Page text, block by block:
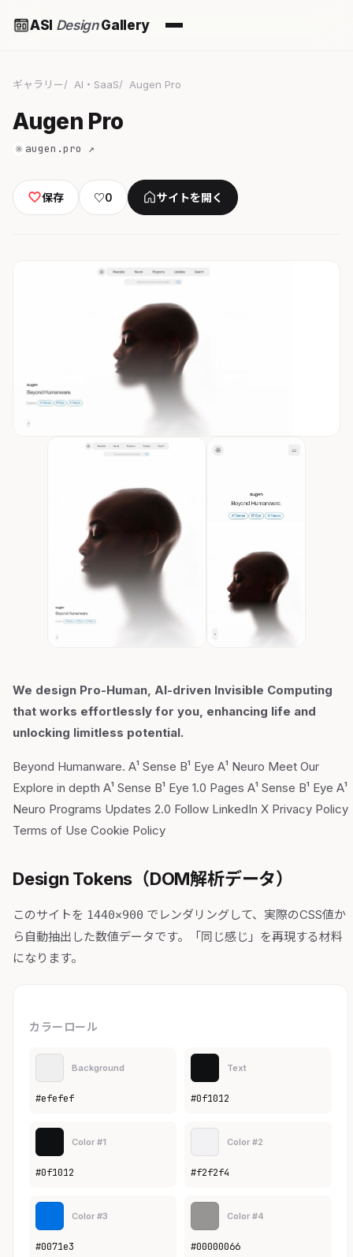
ASI DesignGallery
ギャラリー AI・SaaS Augen Pro
Augen Pro
augen.pro ↗
保存 ♡0 サイトを開く
We design Pro-Human, AI-driven Invisible Computing
that works effortlessly for you, enhancing life and
unlocking limitless potential.
Beyond Humanware. A¹ Sense B¹ Eye A¹ Neuro Meet Our
Explore in depth A¹ Sense B¹ Eye 1.0 Pages A¹ Sense B¹ Eye A¹
Neuro Programs Updates 2.0 Follow LinkedIn X Privacy Policy
Terms of Use Cookie Policy
Design Tokens（DOM解析データ）
このサイトを 1440×900 でレンダリングして、実際のCSS値か
ら自動抽出した数値データです。「同じ感じ」を再現する材料
になります。
カラーロール
Background
#efefef
Text
#0f1012
Color #1
#0f1012
Color #2
#f2f2f4
Color #3
#0071e3
Color #4
#00000066